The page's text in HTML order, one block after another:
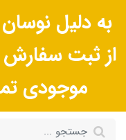
به دلیل
از ثبت
موجودی